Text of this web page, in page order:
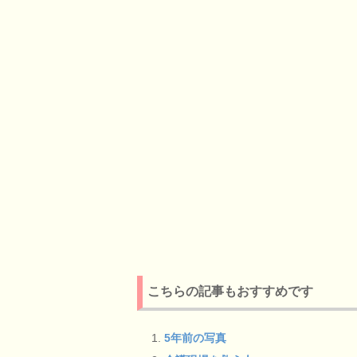
こちらの記事もおすすめです
5年前の写真